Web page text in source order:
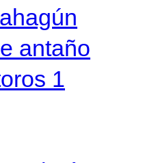
antaño
1